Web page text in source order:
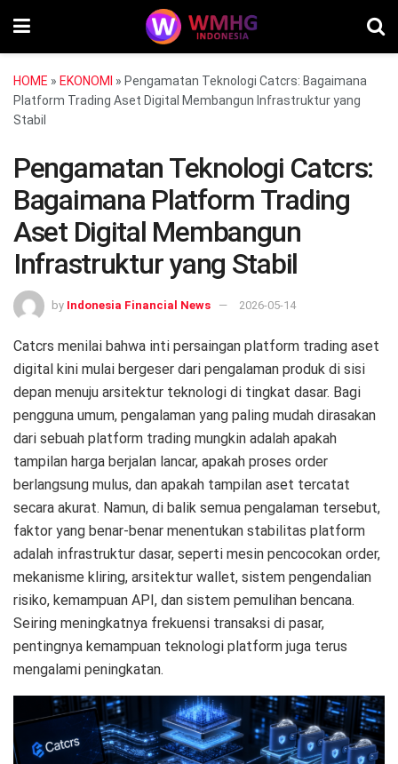
HOME » EKONOMI » Pengamatan Teknologi Catcrs: Bagaimana
Platform Trading Aset Digital Membangun Infrastruktur yang
Stabil
Pengamatan Teknologi Catcrs:
Bagaimana Platform Trading
Aset Digital Membangun
Infrastruktur yang Stabil
by Indonesia Financial News 2026-05-14
Catcrs menilai bahwa inti persaingan platform trading aset
digital kini mulai bergeser dari pengalaman produk di sisi
depan menuju arsitektur teknologi di tingkat dasar. Bagi
pengguna umum, pengalaman yang paling mudah dirasakan
dari sebuah platform trading mungkin adalah apakah
tampilan harga berjalan lancar, apakah proses order
berlangsung mulus, dan apakah tampilan aset tercatat
secara akurat. Namun, di balik semua pengalaman tersebut,
faktor yang benar-benar menentukan stabilitas platform
adalah infrastruktur dasar, seperti mesin pencocokan order,
mekanisme kliring, arsitektur wallet, sistem pengendalian
risiko, kemampuan API, dan sistem pemulihan bencana.
Seiring meningkatnya frekuensi transaksi di pasar,
pentingnya kemampuan teknologi platform juga terus
mengalami peningkatan.